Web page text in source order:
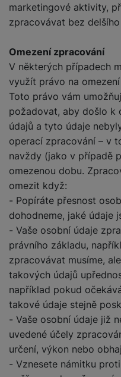
marketingové aktivity,
zpracovávat bez
Omezení zpracování
V některých případech
využít právo na
Toto právo vám
požadovat, aby došlo k
údajů a tyto údaje
operací zpracování – v
navždy (jako v případě
omezenou dobu.
omezit když:
- Popíráte přesnost
dohodneme, jaké údaje
- Vaše osobní údaje
právního základu,
zpracovávat musíme,
takových údajů
například pokud
takové údaje stejně
- Vaše osobní údaje již
uvedené účely
určení, výkon nebo
- Vznesete námitku